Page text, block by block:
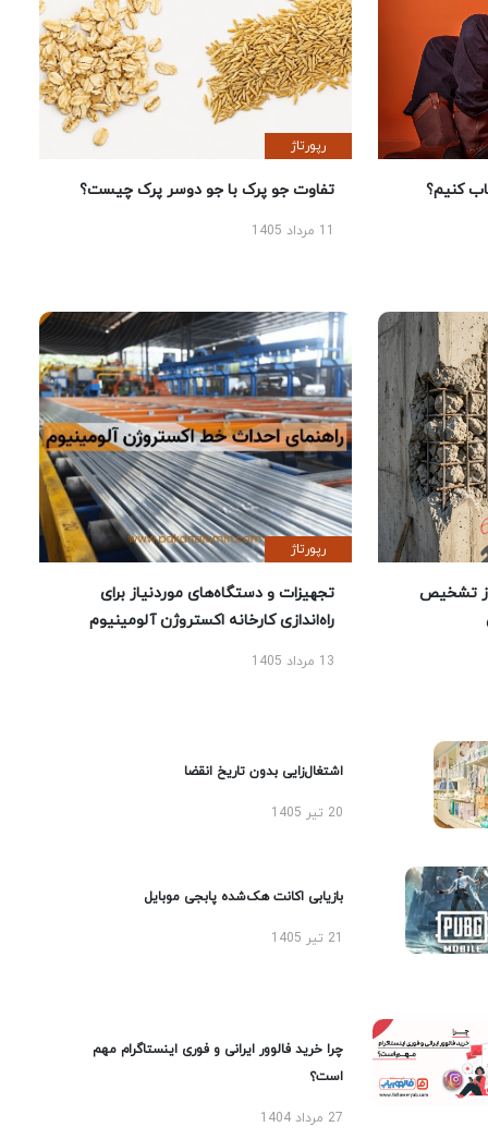
کنیم؟
رپورتاژ
تفاوت جو پرک با جو دوسر پرک چیست؟
تشخیص
رپورتاژ
تجهیزات و دستگاه‌های موردنیاز برای
راه‌اندازی کارخانه اکستروژن آلومینیوم
13 مرداد 1405
اشتغال‌زایی بدون تاریخ انقضا
20 تیر 1405
بازیابی اکانت هک‌شده پابجی موبایل
چرا خرید فالوور ایرانی و فوری اینستاگرام مهم
است؟
27 مرداد 1404